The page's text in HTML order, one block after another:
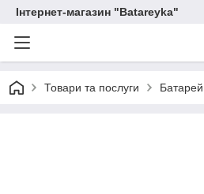
Інтернет-магазин "Batareyka"
Товари та послуги